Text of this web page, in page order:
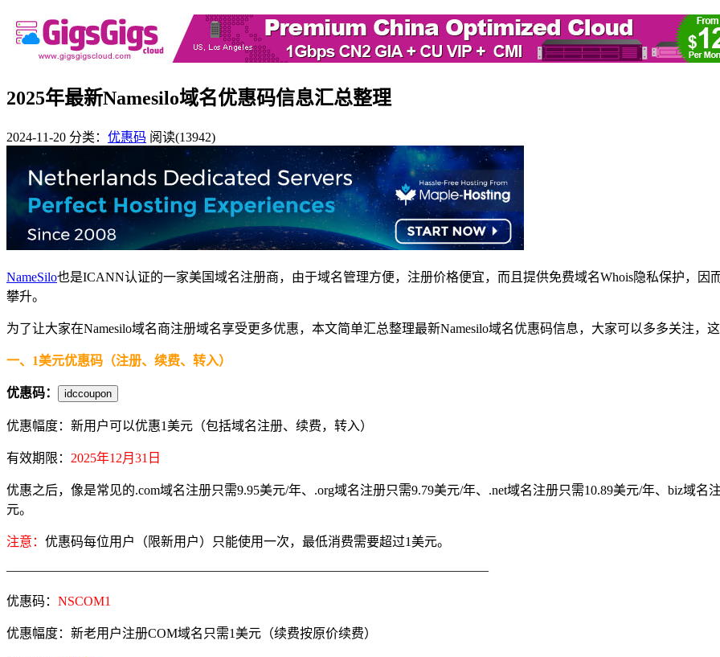
2025年最新Namesilo域名优惠码信息汇总整理
2024-11-20 分类： 优惠码 阅读(13942)
NameSilo也是ICANN认证的一家美国域名注册商，由于域名管理方便，注册价格便宜，而且提供免费域名Whois隐私保护，
攀升。
为了让大家在Namesilo域名商注册域名享受更多优惠，本文简单汇总整理最新Namesilo域名优惠码信息，大家可以多多关注，
一、1美元优惠码（注册、续费、转入）
优惠码： idccoupon
优惠幅度：新用户可以优惠1美元（包括域名注册、续费，转入）
有效期限： 2025年12月31日
优惠之后，像是常见的.com域名注册只需9.95美元/年、.org域名注册只需9.79美元/年、.net域名注册只需10.89美元/年、biz域
元。
注意： 优惠码每位用户（限新用户）只能使用一次，最低消费需要超过1美元。
—————————————————————————————————————–
优惠码： NSCOM1
优惠幅度：新老用户注册COM域名只需1美元（续费按原价续费）